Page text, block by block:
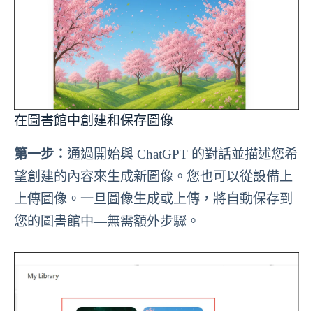
在圖書館中創建和保存圖像
第一步： 通過開始與 ChatGPT 的對話並描述您希
望創建的內容來生成新圖像。您也可以從設備上
上傳圖像。一旦圖像生成或上傳，將自動保存到
您的圖書館中—無需額外步驟。